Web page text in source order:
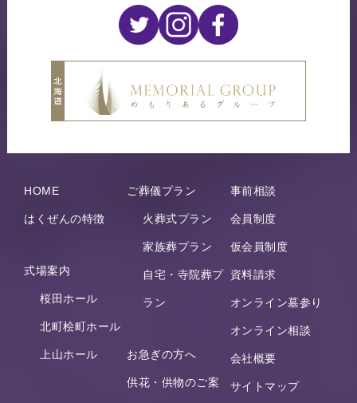
HOME
はくぜんの特徴
式場案内
桜田ホール
北町桧町ホール
上山ホール
ご葬儀プラン
火葬式プラン
家族葬プラン
自宅・寺院葬プ
ラン
お急ぎの方へ
供花・供物のご案
事前相談
会員制度
仮会員制度
資料請求
オンライン墓参り
オンライン相談
会社概要
サイトマップ